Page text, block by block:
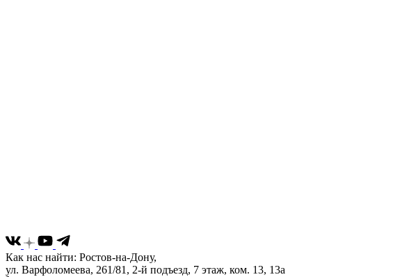
Как нас найти: Ростов-на-Дону,
ул. Варфоломеева, 261/81, 2-й подъезд, 7 этаж, ком. 13, 13а